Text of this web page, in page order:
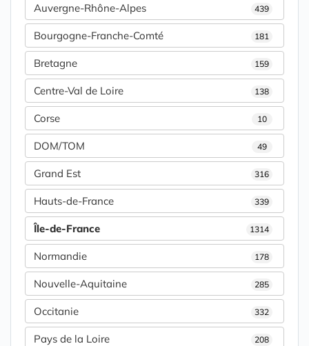
Auvergne-Rhône-Alpes 439
Bourgogne-Franche-Comté 181
Bretagne 159
Centre-Val de Loire 138
Corse 10
DOM/TOM 49
Grand Est 316
Hauts-de-France 339
Île-de-France 1314
Normandie 178
Nouvelle-Aquitaine 285
Occitanie 332
Pays de la Loire 208